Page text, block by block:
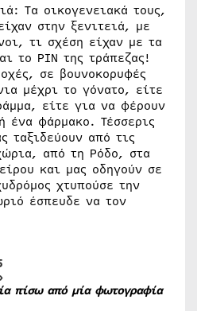
Τα οικογενειακά τους,
στην ξενιτειά, με
τι σχέση είχαν με τα
το PIN της τράπεζας!
σε βουνοκορυφές
μέχρι το γόνατο, είτε
είτε για να φέρουν
ένα φάρμακο. Τέσσερις
ταξιδεύουν από τις
από τη Ρόδο, στα
και μας οδηγούν σε
χτυπούσε την
έσπευδε να τον
πίσω από μία φωτογραφία